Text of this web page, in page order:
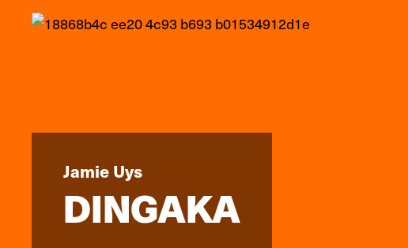
Jamie Uys
DINGAKA